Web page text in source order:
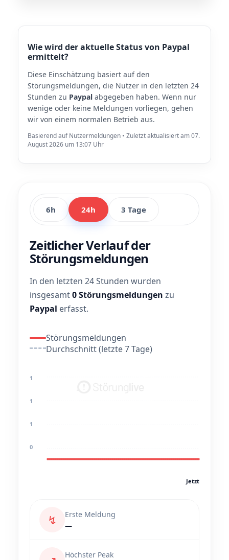
Wie wird der aktuelle Status von Paypal
ermittelt?
Diese Einschätzung basiert auf den
Störungsmeldungen, die Nutzer in den letzten 24
Stunden zu Paypal abgegeben haben. Wenn nur
wenige oder keine Meldungen vorliegen, gehen
wir von einem normalen Betrieb aus.
Basierend auf Nutzermeldungen • Zuletzt aktualisiert am 07.
August 2026 um 13:07 Uhr
6h 24h 3 Tage
Zeitlicher Verlauf der
Störungsmeldungen
In den letzten 24 Stunden wurden
insgesamt0 Störungsmeldungen zu
Paypal erfasst.
Störungsmeldungen
Durchschnitt (letzte 7 Tage)
1
1
1
0
Jetzt
↯
Erste Meldung
—
Höchster Peak